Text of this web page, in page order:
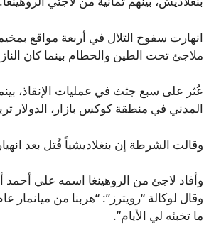
انهارت سفوح التلال في أربعة مواقع
ملاجئ تحت الطين والحطام بينما كان
عُثر على سبع جثث في عمليات الإنقاذ،
المدني في منطقة كوكس بازار، الدولار
وقالت الشرطة إن بنغلاديشياً قُتل بعد
وأفاد لاجئ من الروهينغا اسمه علي أحمد
ما تخبئه لي الأيام”.